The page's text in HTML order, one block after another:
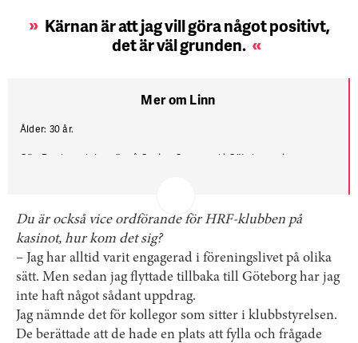
Kärnan är att jag vill göra något positivt,
det är väl grunden.
Mer om Linn
Ålder: 30 år.
Gör:
Dealer och kassör på Casino Cosmopol i Göte­borg, vice
varit att kunna spela fiol. Så när jag fyllde 30 önskade jag mig en och
fick det. Nu försöker jag lära mig spela.”
Om facket: “Jag har fått lära mig allt från grunden, men jag älskar
att lära mig nya saker och mina förtroendevalda kollegor har hjälpt
mig jättemycket.”
Du är också vice ordförande för HRF-klubben på
kasinot, hur kom det sig?
– Jag har alltid varit engagerad i föreningslivet på olika
sätt. Men sedan jag flyttade tillbaka till Göteborg har jag
inte haft något sådant uppdrag.
Jag nämnde det för kollegor som ­sitter i klubbstyrelsen.
De berättade att de hade en plats att fylla och frågade